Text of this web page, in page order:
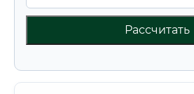
Рассчитать